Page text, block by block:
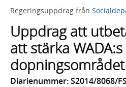
framträder
lista
med
sökförslag
Regeringsuppdrag från
Uppdrag att
att stärka
dopningsområdet
Diarienummer: S2014/8068/